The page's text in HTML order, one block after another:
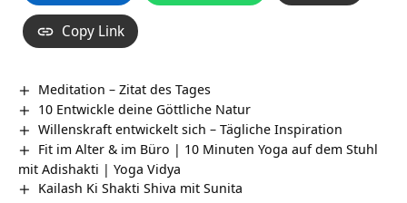
Copy Link
Meditation – Zitat des Tages
10 Entwickle deine Göttliche Natur
Willenskraft entwickelt sich – Tägliche Inspiration
Fit im Alter & im Büro | 10 Minuten Yoga auf dem Stuhl
mit Adishakti | Yoga Vidya
Kailash Ki Shakti Shiva mit Sunita